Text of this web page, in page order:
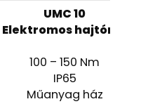
UMC 10
Elektromos hajtómű
100 – 150 Nm
IP65
Műanyag ház